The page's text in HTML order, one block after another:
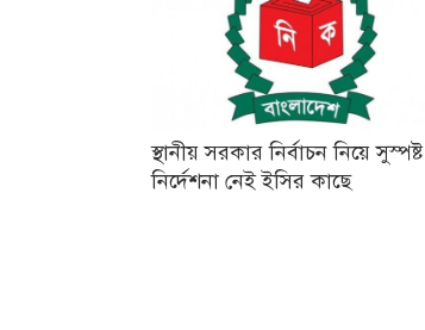
স্থানীয় সরকার নির্বাচন নিয়ে সুস্পষ্ট
নির্দেশনা নেই ইসির কাছে